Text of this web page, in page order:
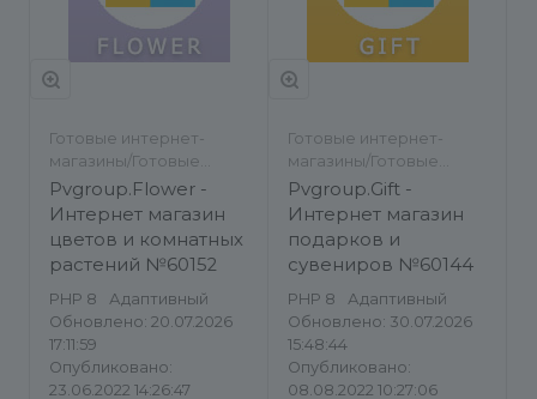
Готовые интернет-
магазины/Готовые
сайты/Подарки и
сувениры/Каталог
товаров, услуг
Pvgroup.Flower -
Интернет магазин
цветов и комнатных
растений №60152
PHP 8
Адаптивный
Обновлено: 20.07.2026
17:11:59
Опубликовано:
23.06.2022 14:26:47
Готовые интернет-
магазины/Готовые
сайты/Подарки и
сувениры/Каталог
товаров, услуг
Pvgroup.Gift -
Интернет магазин
подарков и
сувениров №60144
PHP 8
Адаптивный
Обновлено: 30.07.2026
15:48:44
Опубликовано:
08.08.2022 10:27:06